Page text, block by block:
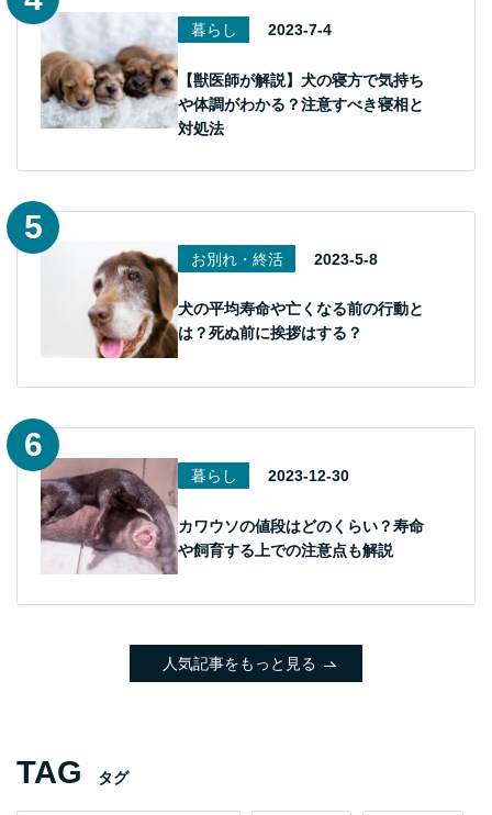
暮らし 2023-7-4
【獣医師が解説】犬の寝方で気持ち
や体調がわかる？注意すべき寝相と
対処法
お別れ・終活 2023-5-8
犬の平均寿命や亡くなる前の行動と
は？死ぬ前に挨拶はする？
暮らし 2023-12-30
カワウソの値段はどのくらい？寿命
や飼育する上での注意点も解説
人気記事をもっと見る
TAG タグ